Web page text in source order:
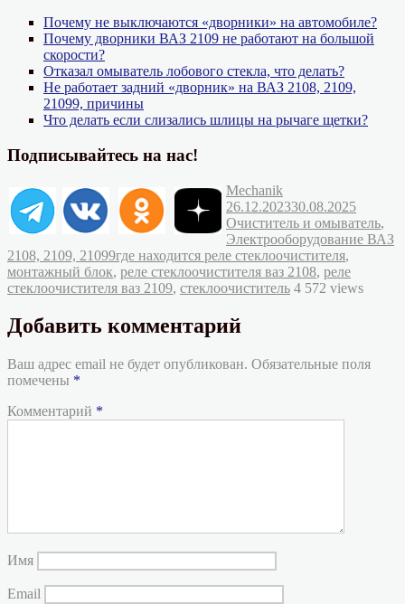
Почему не выключаются «дворники» на автомобиле?
Почему дворники ВАЗ 2109 не работают на большой
скорости?
Отказал омыватель лобового стекла, что делать?
Не работает задний «дворник» на ВАЗ 2108, 2109,
21099, причины
Что делать если слизались шлицы на рычаге щетки?
Подписывайтесь на нас!
Автор
MechanikОпубликовано
26.12.202330.08.2025
Очиститель и омыватель,
Электрооборудование ВАЗ
2108, 2109, 21099Метки
где находится реле стеклоочистителя,
монтажный блок, реле стеклоочистителя ваз 2108, реле
стеклоочистителя ваз 2109, стеклоочиститель 4 572 views
Добавить комментарий
Ваш адрес email не будет опубликован. Обязательные поля
помечены *
Комментарий *
Имя
Email